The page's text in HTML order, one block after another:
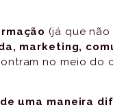
(já que não
marketing,
no meio do
uma maneira